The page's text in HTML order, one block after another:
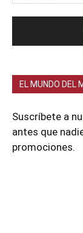
EL MUNDO DEL
Suscríbete a
antes que
promociones.